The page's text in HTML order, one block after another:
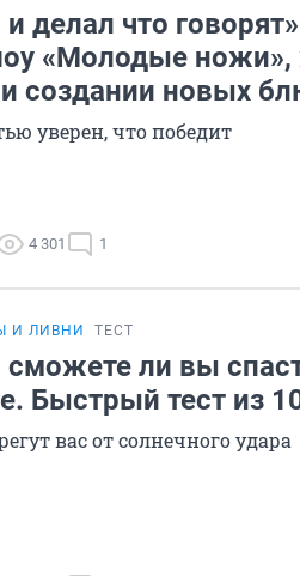
делал что
«Молодые
создании новых
уверен, что победит
4 301 1
И ЛИВНИ ТЕСТ
сможете ли вы
Быстрый тест из
вас от солнечного удара